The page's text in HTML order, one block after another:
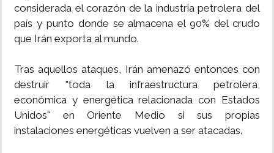
considerada el corazón de la industria petrolera del
país y punto donde se almacena el 90% del crudo
que Irán exporta al mundo.
Tras aquellos ataques, Irán amenazó entonces con
destruir "toda la infraestructura petrolera,
económica y energética relacionada con Estados
Unidos" en Oriente Medio si sus propias
instalaciones energéticas vuelven a ser atacadas.